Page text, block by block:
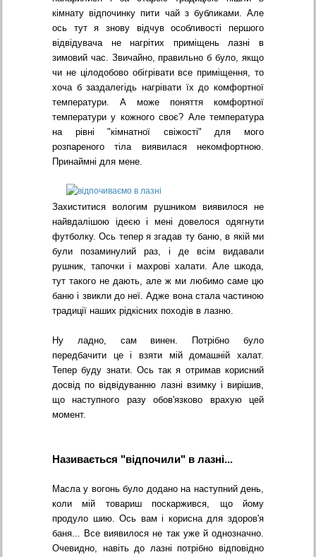
кімнату відпочинку пити чай з бубликами. Але
ось тут я знову відчув особливості першого
відвідувача не нагрітих приміщень лазні в
зимовий час. Звичайно, правильно б було, якщо
чи не цілодобово обігрівати все приміщення, то
хоча б заздалегідь нагрівати їх до комфортної
температури. А може поняття комфортної
температури у кожного своє? Але температура
на рівні "кімнатної свіжості" для мого
розпареного тіла виявилася некомфортною.
Принаймні для мене.
Захиститися вологим рушником виявилося не
найвдалішою ідеєю і мені довелося одягнути
футболку. Ось тепер я згадав ту баню, в якій ми
були позаминулий раз, і де всім видавали
рушник, тапочки і махрові халати. Але шкода,
тут такого не дають, але ж ми любимо саме цю
баню і звикли до неї. Адже вона стала частиною
традиції наших рідкісних походів в лазню.
Ну ладно, сам винен. Потрібно було
передбачити це і взяти мій домашній халат.
Тепер буду знати. Ось так я отримав корисний
досвід по відвідуванню лазні взимку і вирішив,
що наступного разу обов'язково врахую цей
момент.
Називається "відпочили" в лазні...
Масла у вогонь було додано на наступний день,
коли мій товариш поскаржився, що йому
продуло шию. Ось вам і корисна для здоров'я
баня... Все виявилося не так уже й однозначно.
Очевидно, навіть до лазні потрібно відповідно